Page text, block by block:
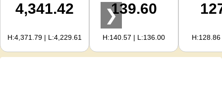
Калькулятор золота
Для вебмастеров
4,341.42
H:4,371.79 | L:4,229.61
139.60
H:140.57 | L:136.00
❯